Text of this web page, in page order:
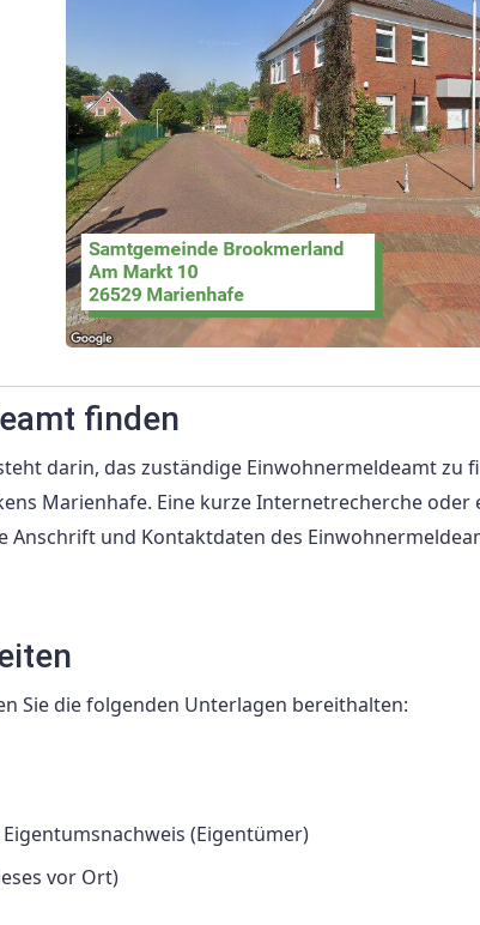
finden
darin, das zuständige Einwohnermeldeamt zu
Marienhafe. Eine kurze Internetrecherche oder
und Kontaktdaten des
Sie die folgenden Unterlagen bereithalten:
(Eigentümer)
vor Ort)